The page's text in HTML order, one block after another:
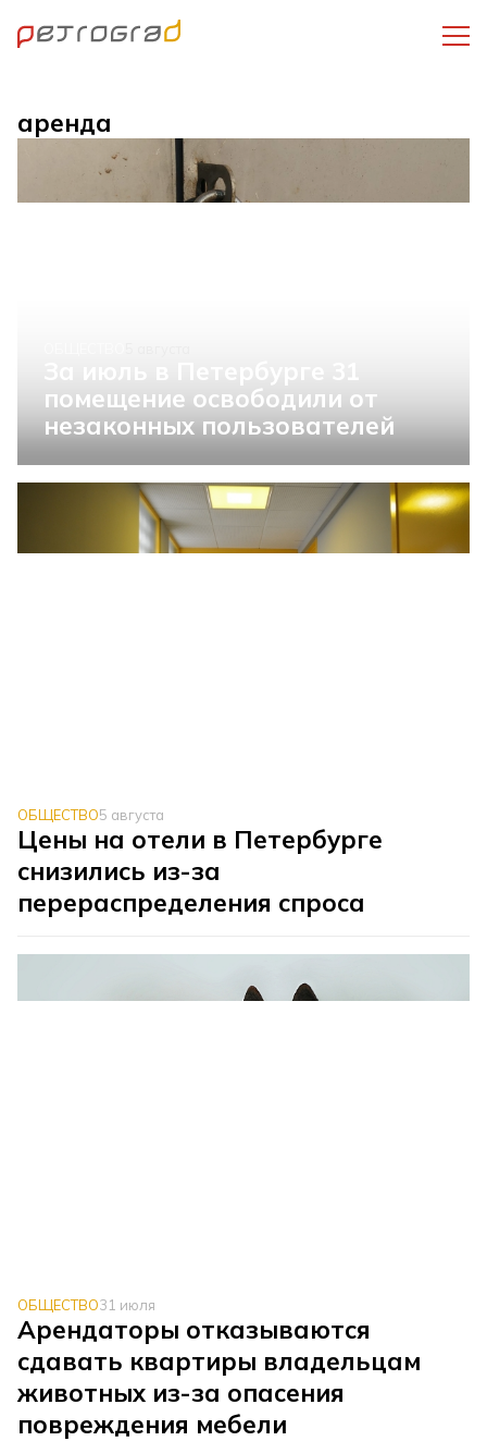
аренда
помещение освободили от
незаконных пользователей
ОБЩЕСТВО5 августа
Цены на отели в Петербурге
снизились из-за
перераспределения спроса
ОБЩЕСТВО31 июля
Арендаторы отказываются
сдавать квартиры владельцам
животных из-за опасения
повреждения мебели